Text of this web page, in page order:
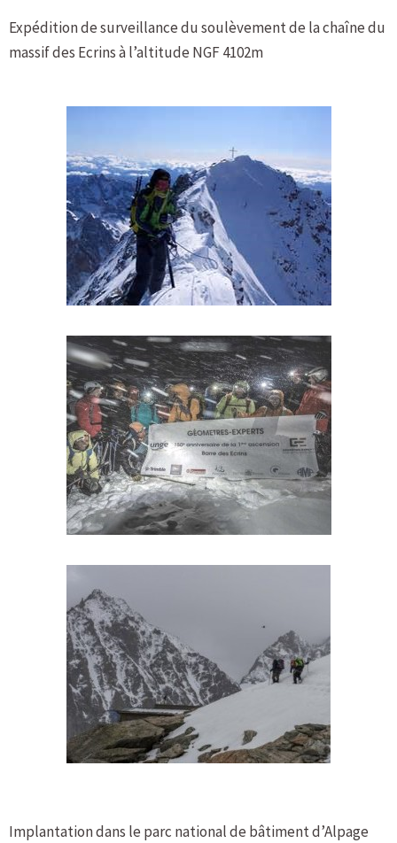
Expédition de surveillance du soulèvement de la chaîne du
massif des Ecrins à l’altitude NGF 4102m
Implantation dans le parc national de bâtiment d’Alpage